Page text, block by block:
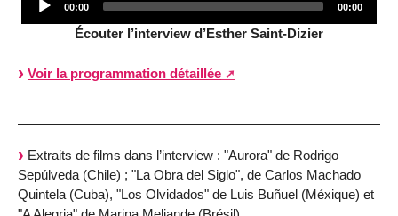
00:00 00:00
Écouter l’interview d’Esther Saint-Dizier
Voir la programmation détaillée
Extraits de films dans l’interview : "Aurora" de Rodrigo
Sepúlveda (Chile) ; "La Obra del Siglo", de Carlos Machado
Quintela (Cuba), "Los Olvidados" de Luis Buñuel (Méxique) et